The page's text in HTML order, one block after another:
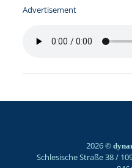
Advertisement
2026©
Schlesische Straße 38 /